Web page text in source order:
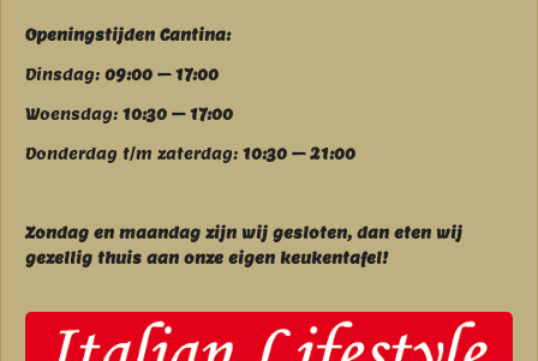
Openingstijden Cantina:
Dinsdag: 09:00 – 17:00
Woensdag: 10:30 – 17:00
Donderdag t/m zaterdag: 10:30 – 21:00
Zondag en maandag zijn wij gesloten, dan eten wij
gezellig thuis aan onze eigen keukentafel!